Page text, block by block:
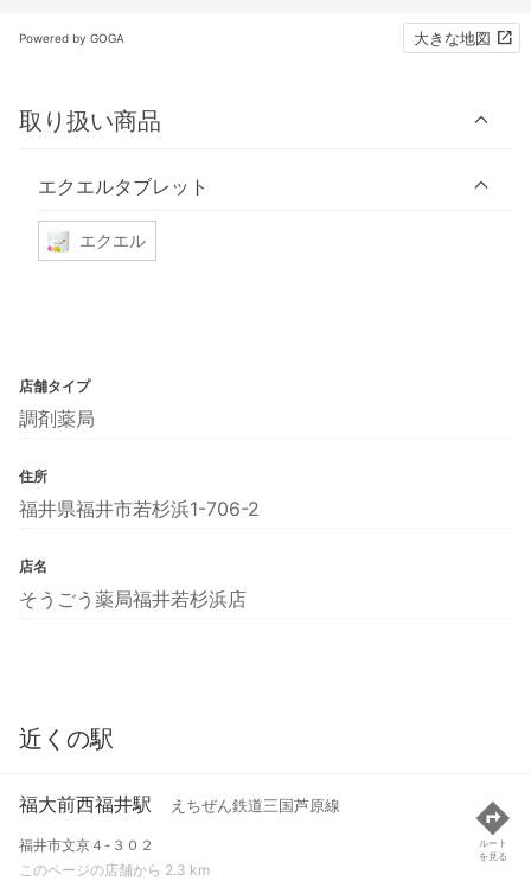
Powered by GOGA 大きな地図
取り扱い商品
エクエルタブレット
エクエル
店舗タイプ
調剤薬局
住所
福井県福井市若杉浜1-706-2
店名
そうごう薬局福井若杉浜店
近くの駅
福大前西福井駅 えちぜん鉄道三国芦原線
福井市文京４-３０２
このページの店舗から 2.3 km
ルート
を見る